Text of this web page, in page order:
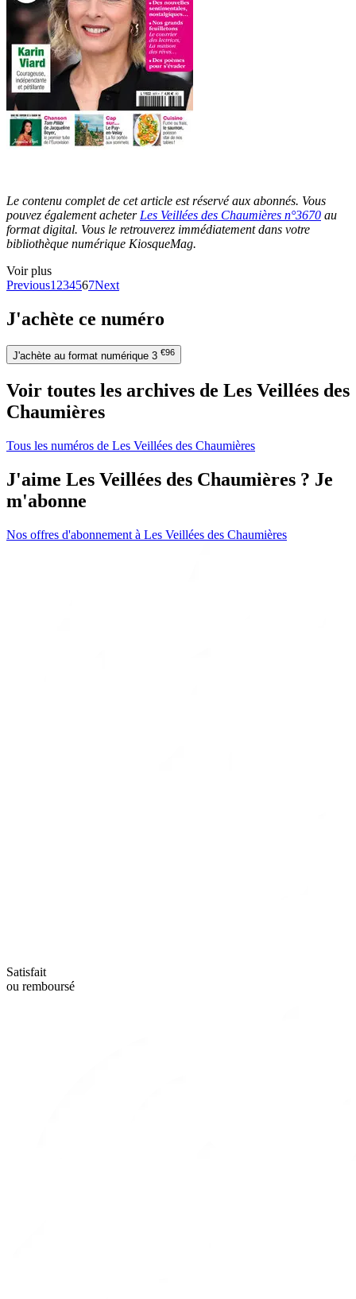
Le contenu complet de cet article est réservé aux abonnés. Vous
pouvez également acheter Les Veillées des Chaumières n°3670 au
format digital. Vous le retrouverez immédiatement dans votre
bibliothèque numérique KiosqueMag.
Voir plus
Previous1 234567Next
J'achète ce numéro
J'achète au format numérique 3 €96
Voir toutes les archives de Les Veillées des
Chaumières
Tous les numéros de Les Veillées des Chaumières
J'aime Les Veillées des Chaumières ? Je
m'abonne
Nos offres d'abonnement à Les Veillées des Chaumières
Satisfait
ou remboursé